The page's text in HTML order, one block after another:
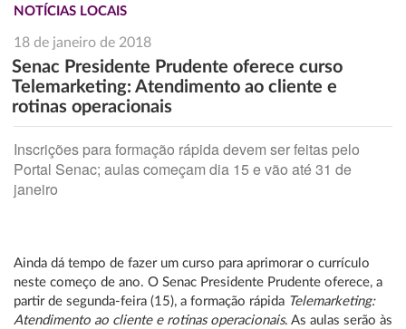
NOTÍCIAS LOCAIS
18 de janeiro de 2018
Senac Presidente Prudente oferece curso
Telemarketing: Atendimento ao cliente e
rotinas operacionais
Inscrições para formação rápida devem ser feitas pelo
Portal Senac; aulas começam dia 15 e vão até 31 de
janeiro
Ainda dá tempo de fazer um curso para aprimorar o currículo
neste começo de ano. O Senac Presidente Prudente oferece, a
partir de segunda-feira (15), a formação rápida Telemarketing:
Atendimento ao cliente e rotinas operacionais. As aulas serão às